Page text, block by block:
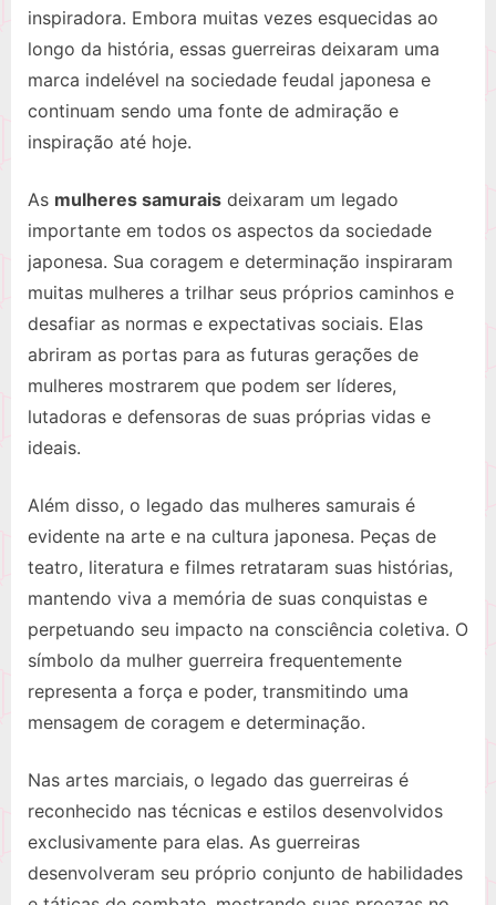
inspiradora. Embora muitas vezes esquecidas ao
longo da história, essas guerreiras deixaram uma
marca indelével na sociedade feudal japonesa e
continuam sendo uma fonte de admiração e
inspiração até hoje.
As mulheres samurais deixaram um legado
importante em todos os aspectos da sociedade
japonesa. Sua coragem e determinação inspiraram
muitas mulheres a trilhar seus próprios caminhos e
desafiar as normas e expectativas sociais. Elas
abriram as portas para as futuras gerações de
mulheres mostrarem que podem ser líderes,
lutadoras e defensoras de suas próprias vidas e
ideais.
Além disso, o legado das mulheres samurais é
evidente na arte e na cultura japonesa. Peças de
teatro, literatura e filmes retrataram suas histórias,
mantendo viva a memória de suas conquistas e
perpetuando seu impacto na consciência coletiva. O
símbolo da mulher guerreira frequentemente
representa a força e poder, transmitindo uma
mensagem de coragem e determinação.
Nas artes marciais, o legado das guerreiras é
reconhecido nas técnicas e estilos desenvolvidos
exclusivamente para elas. As guerreiras
desenvolveram seu próprio conjunto de habilidades